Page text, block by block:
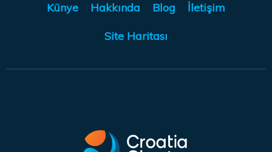
Künye Hakkında Blog İletişim
Site Haritası